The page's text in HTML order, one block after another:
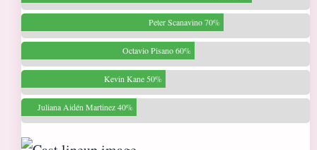
Peter Scanavino 70%
Octavio Pisano 60%
Kevin Kane 50%
Juliana Aidén Martinez 40%